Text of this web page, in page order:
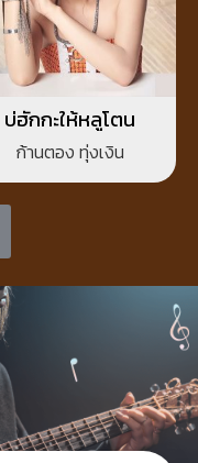
บ่ฮักกะให้หลูโตน
ก้านตอง ทุ่งเงิน